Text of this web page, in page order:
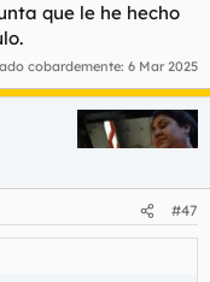
que le he hecho
cobardemente: 6 Mar 2025
#47